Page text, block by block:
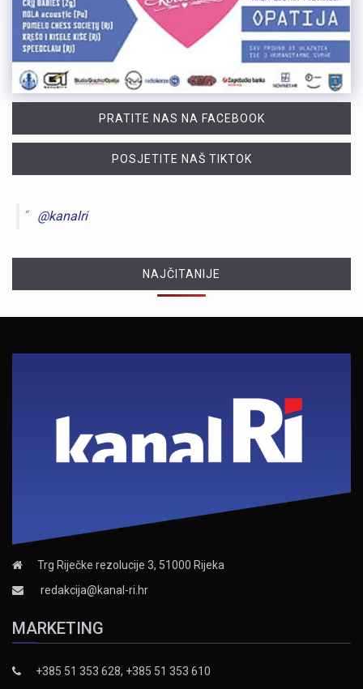
PRATITE NAS NA FACEBOOK
POSJETITE NAŠ TIKTOK
@kanalri
NAJČITANIJE
Trg Riječke rezolucije 3, 51000 Rijeka
redakcija@kanal-ri.hr
MARKETING
+385 51 353 628, +385 51 353 610